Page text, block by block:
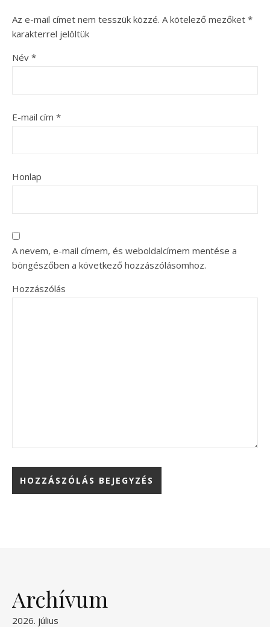
Az e-mail címet nem tesszük közzé. A kötelező mezőket *
karakterrel jelöltük
Név *
E-mail cím *
Honlap
A nevem, e-mail címem, és weboldalcímem mentése a
böngészőben a következő hozzászólásomhoz.
Hozzászólás
Archívum
2026. július